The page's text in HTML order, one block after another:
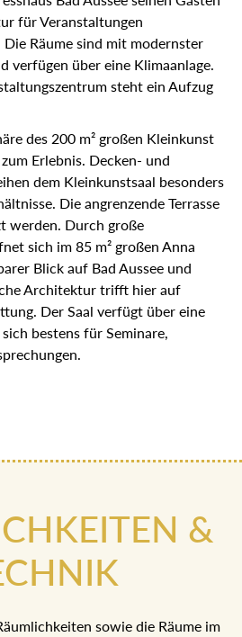
für Veranstaltungen
Räume sind mit modernster
verfügen über eine Klimaanlage.
steht ein Aufzug
des 200 m² großen Kleinkunst
Erlebnis. Decken- und
dem Kleinkunstsaal besonders
Die angrenzende Terrasse
werden. Durch große
sich im 85 m² großen Anna
Blick auf Bad Aussee und
Architektur trifft hier auf
Der Saal verfügt über eine
bestens für Seminare,
&
sowie die Räume im